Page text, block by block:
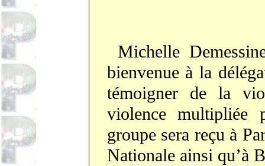
Michelle
bienvenue à la
témoigner de la
violence multipliée
groupe sera reçu à
Nationale ainsi qu’à